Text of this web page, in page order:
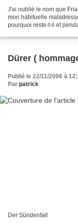
J'ai oublié le nom que
mon habituelle
pourquoi reste-t-il et
Dürer (
Publié le 22/11/2006 à
Par patrick
Der Sündenfall